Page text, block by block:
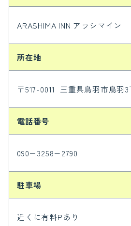
ARASHIMA INN アラシマイン
所在地
〒517-0011 三重県鳥羽市鳥羽
電話番号
090−3258−2790
駐車場
近くに有料Pあり